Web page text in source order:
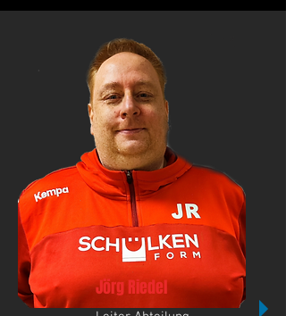
Jörg Riedel